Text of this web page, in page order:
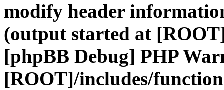
modify header
(output started at
[phpBB Debug] PHP
[ROOT]/includes/